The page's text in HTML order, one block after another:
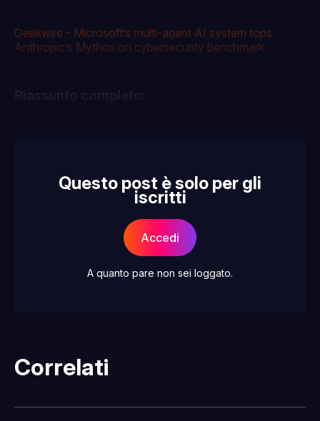
Geekwire - Microsoft’s multi-agent AI system tops
Anthropic’s Mythos on cybersecurity benchmark
Questo post è solo per gli
iscritti
Accedi
A quanto pare non sei loggato.
Correlati